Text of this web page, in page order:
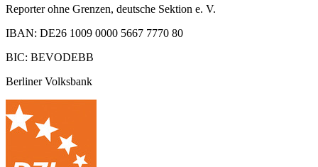
Reporter ohne Grenzen, deutsche Sektion e. V.
IBAN: DE26 1009 0000 5667 7770 80
BIC: BEVODEBB
Berliner Volksbank